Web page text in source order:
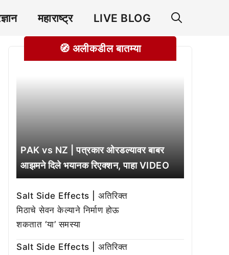
महाराष्ट्र LIVE BLOG
🧭 अलीकडील बातम्या
PAK vs NZ | पत्रकार ओरडल्यावर बाबर
आझमने दिले भयानक रिएक्शन, पाहा VIDEO
Salt Side Effects | अतिरिक्त
मिठाचे सेवन केल्याने निर्माण होऊ
शकतात ‘या’ समस्या
Salt Side Effects | अतिरिक्त